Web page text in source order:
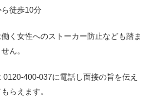
徒歩10分
く女性へのストーカー防止なども踏ま
ん。
0120-400-037に電話し面接の旨を伝え
らえます。